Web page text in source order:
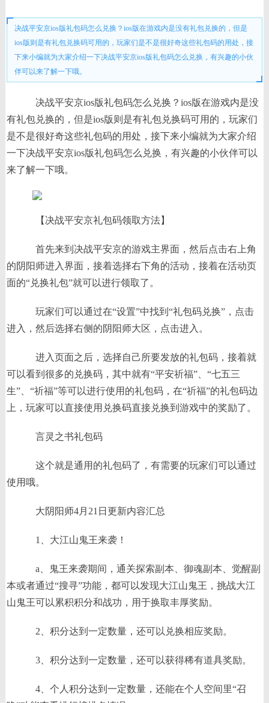
决战平安京ios版礼包码怎么兑换？ios版在游戏内是没有礼包兑换的，但是
ios版则是有礼包兑换码可用的，玩家们是不是很好奇这些礼包码的用处，接
下来小编就为大家介绍一下决战平安京ios版礼包码怎么兑换，有兴趣的小伙
伴可以来了解一下哦。
决战平安京ios版礼包码怎么兑换？ios版在游戏内是没
有礼包兑换的，但是ios版则是有礼包兑换码可用的，玩家们
是不是很好奇这些礼包码的用处，接下来小编就为大家介绍
一下决战平安京ios版礼包码怎么兑换，有兴趣的小伙伴可以
来了解一下哦。
【决战平安京礼包码领取方法】
首先来到决战平安京的游戏主界面，然后点击右上角
的阴阳师进入界面，接着选择右下角的活动，接着在活动页
面的“兑换礼包”就可以进行领取了。
玩家们可以通过在“设置”中找到“礼包码兑换”，点击
进入，然后选择右侧的阴阳师大区，点击进入。
进入页面之后，选择自己所要发放的礼包码，接着就
可以看到很多的兑换码，其中就有“平安祈福”、“七五三
生”、“祈福”等可以进行使用的礼包码，在“祈福”的礼包码边
上，玩家可以直接使用兑换码直接兑换到游戏中的奖励了。
言灵之书礼包码
这个就是通用的礼包码了，有需要的玩家们可以通过
使用哦。
大阴阳师4月21日更新内容汇总
1、大江山鬼王来袭！
a、鬼王来袭期间，通关探索副本、御魂副本、觉醒副
本或者通过“搜寻”功能，都可以发现大江山鬼王，挑战大江
山鬼王可以累积积分和战功，用于换取丰厚奖励。
2、积分达到一定数量，还可以兑换相应奖励。
3、积分达到一定数量，还可以获得稀有道具奖励。
4、个人积分达到一定数量，还能在个人空间里“召